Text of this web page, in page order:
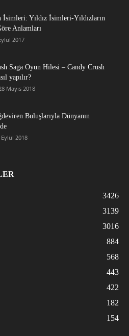
İsimleri: Yıldız İsimleri-Yıldızların
Anlamları
2017
Saga Oyun Hilesi – Candy Crush
yapılır?
Mayıs 2018
Buluşlarıyla Dünyanın
Eylül 2018
3426
3139
3016
884
568
443
422
182
154